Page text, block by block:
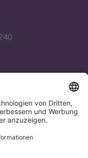
Jetzt anmelden